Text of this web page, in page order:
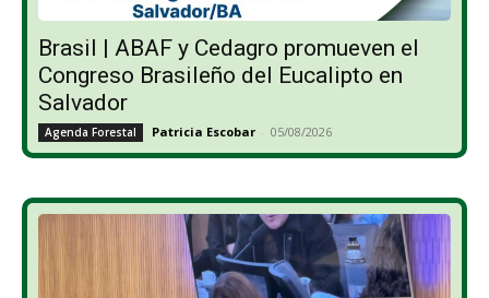
Brasil | ABAF y Cedagro promueven el
Congreso Brasileño del Eucalipto en
Salvador
Agenda Forestal Patricia Escobar - 05/08/2026